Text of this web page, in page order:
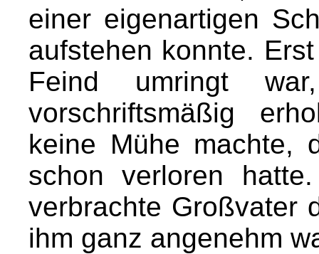
einer eigenartigen
aufstehen konnte.
Feind umringt
vorschriftsmäßig
keine Mühe machte,
schon verloren
verbrachte Großvater
ihm ganz angenehm